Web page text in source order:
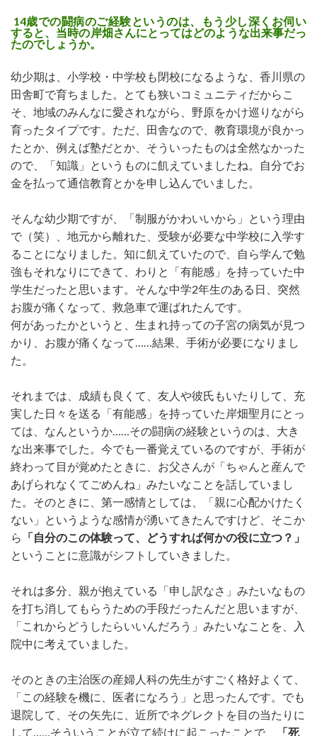
14歳での闘病のご経験というのは、もう少し深くお伺い
すると、当時の岸畑さんにとってはどのような出来事だっ
たのでしょうか。
幼少期は、小学校・中学校も閉校になるような、香川県の
田舎町で育ちました。とても狭いコミュニティだからこ
そ、地域のみんなに愛されながら、野原をかけ巡りながら
育ったタイプです。ただ、田舎なので、教育環境が良かっ
たとか、例えば塾だとか、そういったものは全然なかった
ので、「知識」というものに飢えていましたね。自分でお
金を払って通信教育とかを申し込んでいました。
そんな幼少期ですが、「制服がかわいいから」という理由
で（笑）、地元から離れた、受験が必要な中学校に入学す
ることになりました。知に飢えていたので、自ら学んで勉
強もそれなりにできて、わりと「有能感」を持っていた中
学生だったと思います。そんな中学2年生のある日、突然
お腹が痛くなって、救急車で運ばれたんです。
何があったかというと、生まれ持っての子宮の病気が見つ
かり、お腹が痛くなって……結果、手術が必要になりまし
た。
それまでは、成績も良くて、友人や彼氏もいたりして、充
実した日々を送る「有能感」を持っていた岸畑聖月にとっ
ては、なんというか……その闘病の経験というのは、大き
な出来事でした。今でも一番覚えているのですが、手術が
終わって目が覚めたときに、お父さんが「ちゃんと産んで
あげられなくてごめんね」みたいなことを話していまし
た。そのときに、第一感情としては、「親に心配かけたく
ない」というような感情が湧いてきたんですけど、そこか
ら 「自分のこの体験って、どうすれば何かの役に立つ？」
ということに意識がシフトしていきました。
それは多分、親が抱えている「申し訳なさ」みたいなもの
を打ち消してもらうための手段だったんだと思いますが、
「これからどうしたらいいんだろう」みたいなことを、入
院中に考えていました。
そのときの主治医の産婦人科の先生がすごく格好よくて、
「この経験を機に、医者になろう」と思ったんです。でも
退院して、その矢先に、近所でネグレクトを目の当たりに
して……そういうことが立て続けに起こったことで、
「死